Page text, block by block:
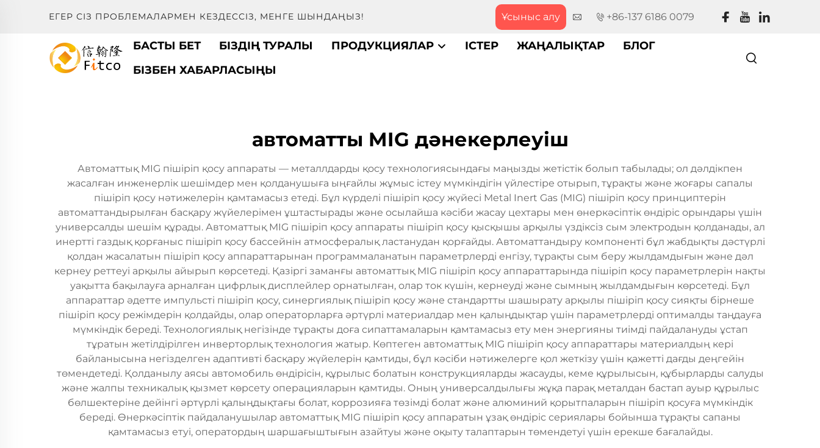
ЕГЕР СІЗ ПРОБЛЕМАЛАРМЕН КЕЗДЕССІЗ, МЕНГЕ ШЫНДАҢЫЗ! Ұсыныс алу +86-137 6186 0079
БАСТЫ БЕТ БІЗДІҢ ТУРАЛЫ ПРОДУКЦИЯЛАР ІСТЕР ЖАҢАЛЫҚТАР
БЛОГ
БІЗБЕН ХАБАРЛАСЫҢЫ
автоматты MIG дәнекерлеуіш
Автоматтық MIG пішіріп қосу аппараты — металлдарды қосу технологиясындағы маңызды жетістік болып табылады; ол дәлдікпен
жасалған инженерлік шешімдер мен қолданушыға ыңғайлы жұмыс істеу мүмкіндігін үйлестіре отырып, тұрақты және жоғары сапалы
пішіріп қосу нәтижелерін қамтамасыз етеді. Бұл күрделі пішіріп қосу жүйесі Metal Inert Gas (MIG) пішіріп қосу принциптерін
автоматтандырылған басқару жүйелерімен ұштастырады және осылайша кәсіби жасау цехтары мен өнеркәсіптік өндіріс орындары үшін
универсалды шешім құрады. Автоматтық MIG пішіріп қосу аппараты пішіріп қосу қысқышы арқылы үздіксіз сым электродын қолданады, ал
инертті газдық қорғаныс пішіріп қосу бассейнін атмосфералық ластанудан қорғайды. Автоматтандыру компоненті бұл жабдықты дәстүрлі
қолдан жасалатын пішіріп қосу аппараттарынан программаланатын параметрлерді енгізу, тұрақты сым беру жылдамдығын және дәл
кернеу реттеуі арқылы айырып көрсетеді. Қазіргі заманғы автоматтық MIG пішіріп қосу аппараттарында пішіріп қосу параметрлерін нақты
уақытта бақылауға арналған цифрлық дисплейлер орнатылған, олар ток күшін, кернеуді және сымның жылдамдығын көрсетеді. Бұл
аппараттар әдетте импульсті пішіріп қосу, синергиялық пішіріп қосу және стандартты шашырату арқылы пішіріп қосу сияқты бірнеше
пішіріп қосу режімдерін қолдайды, олар операторларға әртүрлі материалдар мен қалыңдықтар үшін параметрлерді оптималды таңдауға
мүмкіндік береді. Технологиялық негізінде тұрақты доға сипаттамаларын қамтамасыз ету мен энергияны тиімді пайдалануды ұстап
тұратын жетілдірілген инверторлық технология жатыр. Көптеген автоматтық MIG пішіріп қосу аппараттары материалдың кері
байланысына негізделген адаптивті басқару жүйелерін қамтиды, бұл кәсіби нәтижелерге қол жеткізу үшін қажетті дағды деңгейін
төмендетеді. Қолданылу аясы автомобиль өндірісін, құрылыс болатын конструкцияларды жасауды, кеме құрылысын, құбырларды салуды
және жалпы техникалық қызмет көрсету операцияларын қамтиды. Оның универсалдылығы жұқа парақ металдан бастап ауыр құрылыс
бөлшектеріне дейінгі әртүрлі қалыңдықтағы болат, коррозияға төзімді болат және алюминий қорытпаларын пішіріп қосуға мүмкіндік
береді. Өнеркәсіптік пайдаланушылар автоматтық MIG пішіріп қосу аппаратын ұзақ өндіріс сериялары бойынша тұрақты сапаны
қамтамасыз етуі, оператордың шаршағыштығын азайтуы және оқыту талаптарын төмендетуі үшін ерекше бағалайды.